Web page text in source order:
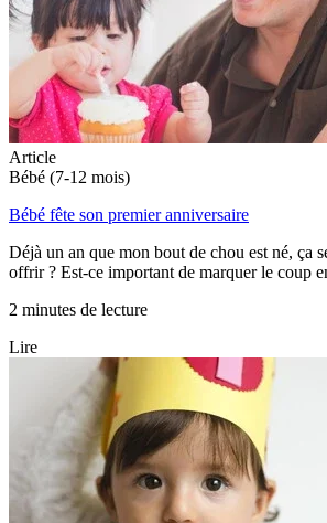
Article
Bébé (7-12 mois)
Bébé fête son premier anniversaire
Déjà un an que mon bout de chou est né, ça
offrir ? Est-ce important de marquer le coup
2 minutes de lecture
Lire